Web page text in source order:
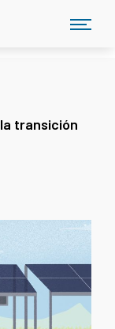
transición